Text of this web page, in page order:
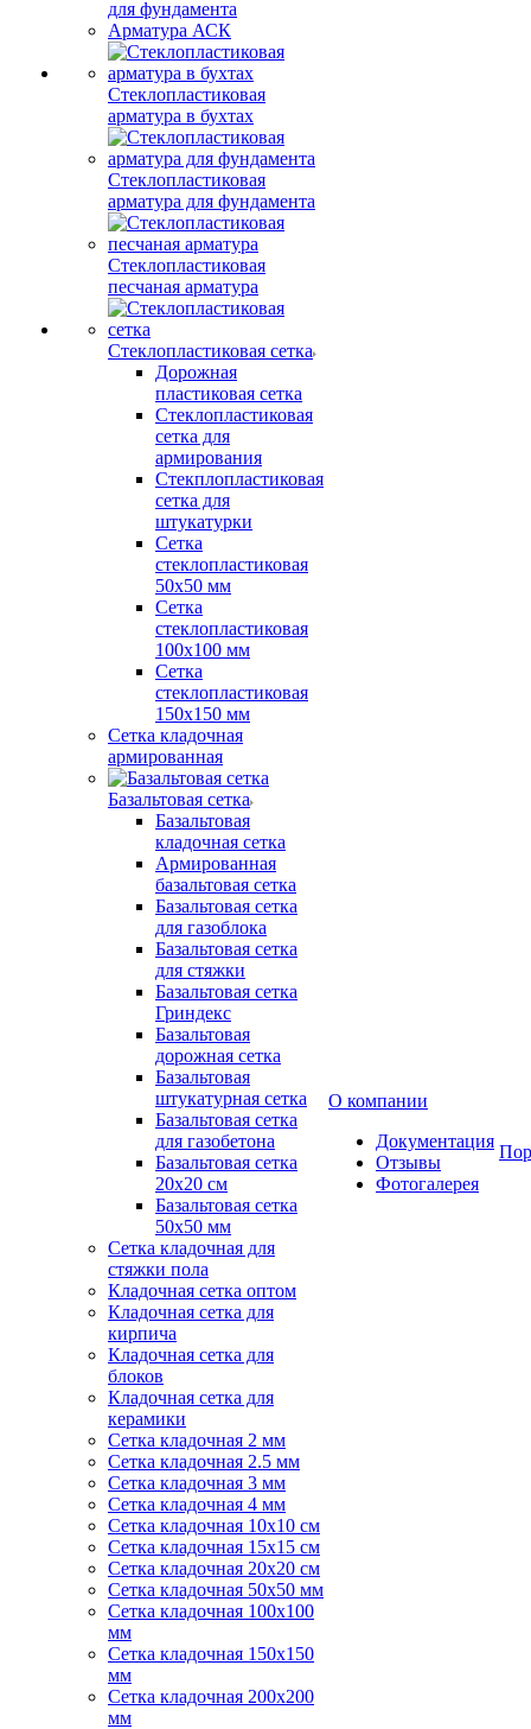
для фундамента
Арматура АСК
Стеклопластиковая
арматура в бухтах
Стеклопластиковая
арматура для фундамента
Стеклопластиковая
песчаная арматура
Стеклопластиковая сетка
Дорожная
пластиковая сетка
Стеклопластиковая
сетка для
армирования
Стекплопластиковая
сетка для
штукатурки
Сетка
стеклопластиковая
50x50 мм
Сетка
стеклопластиковая
100x100 мм
Сетка
стеклопластиковая
150x150 мм
Сетка кладочная
армированная
Базальтовая сетка
Базальтовая
кладочная сетка
Армированная
базальтовая сетка
Базальтовая сетка
для газоблока
Базальтовая сетка
для стяжки
Базальтовая сетка
Гриндекс
Базальтовая
дорожная сетка
Базальтовая
штукатурная сетка
Базальтовая сетка
для газобетона
Базальтовая сетка
20x20 см
Базальтовая сетка
50x50 мм
Сетка кладочная для
стяжки пола
Кладочная сетка оптом
Кладочная сетка для
кирпича
Кладочная сетка для
блоков
Кладочная сетка для
керамики
Сетка кладочная 2 мм
Сетка кладочная 2.5 мм
Сетка кладочная 3 мм
Сетка кладочная 4 мм
Сетка кладочная 10x10 см
Сетка кладочная 15x15 см
Сетка кладочная 20x20 см
Сетка кладочная 50x50 мм
Сетка кладочная 100x100
мм
Сетка кладочная 150x150
мм
Сетка кладочная 200x200
мм
О компании
Документация
Отзывы
Фотогалерея